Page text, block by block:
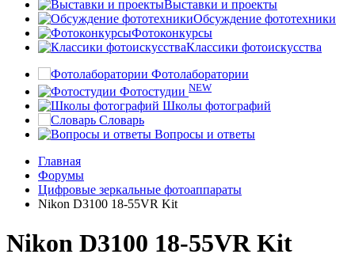
Выставки и проекты
Обсуждение фототехники
Фотоконкурсы
Классики фотоискусства
Фотолаборатории
Фотостудии NEW
Школы фотографий
Словарь
Вопросы и ответы
Главная
Форумы
Цифровые зеркальные фотоаппараты
Nikon D3100 18-55VR Kit
Nikon D3100 18-55VR Kit